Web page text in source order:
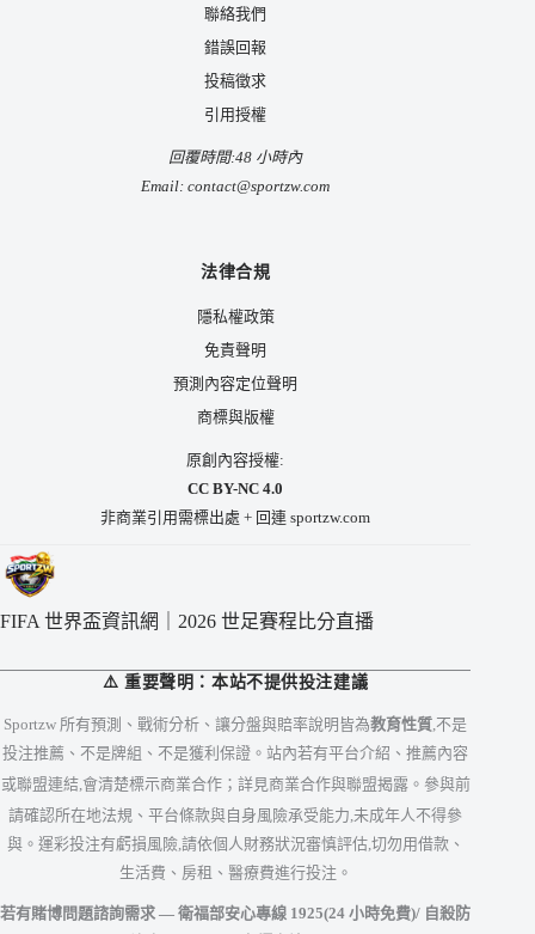
聯絡我們
錯誤回報
投稿徵求
引用授權
回覆時間:48 小時內
Email:contact@sportzw.com
法律合規
隱私權政策
免責聲明
預測內容定位聲明
商標與版權
原創內容授權:
CC BY-NC 4.0
非商業引用需標出處 + 回連 sportzw.com
FIFA 世界盃資訊網｜2026 世足賽程比分直播
⚠️ 重要聲明：本站不提供投注建議
Sportzw 所有預測、戰術分析、讓分盤與賠率說明皆為教育性質,不是
投注推薦、不是牌組、不是獲利保證。站內若有平台介紹、推薦內容
或聯盟連結,會清楚標示商業合作；詳見商業合作與聯盟揭露。參與前
請確認所在地法規、平台條款與自身風險承受能力,未成年人不得參
與。運彩投注有虧損風險,請依個人財務狀況審慎評估,切勿用借款、
生活費、房租、醫療費進行投注。
若有賭博問題諮詢需求 — 衛福部安心專線 1925(24 小時免費)/ 自殺防